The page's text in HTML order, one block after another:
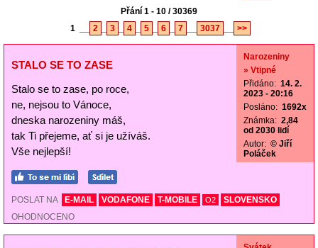
Přání 1 - 10 / 30369
1
2 3 4 5 6 7 3037 >>
STALO SE TO ZASE
Stalo se to zase, po roce,
ne, nejsou to Vánoce,
dneska narozeniny máš,
tak Ti přejeme, ať si je užíváš.
Vše nejlepší!
Narozeniny
» Vtipné
Přidáno: 14. 2.
2023 - 20:16
Posláno: 1692x
Známka: 2,84
od 2030 lidí
Autor: © Jiří
Poláček
POSLAT NA E-MAIL VODAFONE T-MOBILE O2
SLOVENSKO
OHODNOCENO